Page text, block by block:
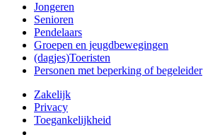
Jongeren
Senioren
Pendelaars
Groepen en jeugdbewegingen
(dagjes)Toeristen
Personen met beperking of begeleider
Zakelijk
Privacy
Toegankelijkheid